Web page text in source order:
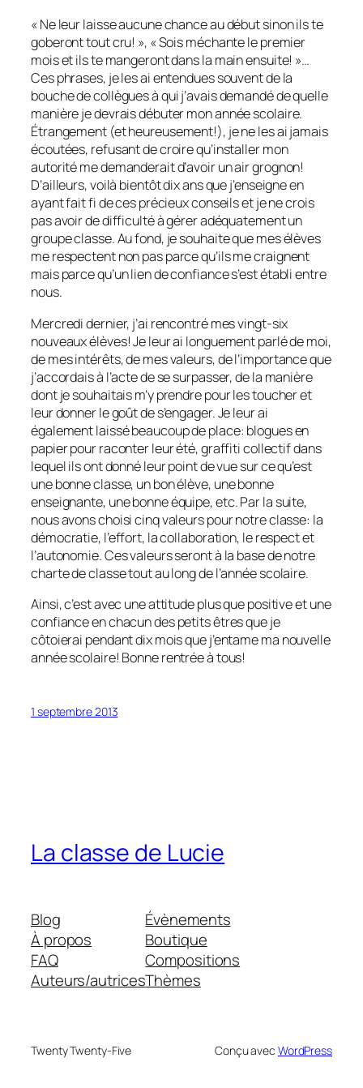
« Ne leur laisse aucune chance au début sinon ils te
goberont tout cru! », « Sois méchante le premier
mois et ils te mangeront dans la main ensuite! »…
Ces phrases, je les ai entendues souvent de la
bouche de collègues à qui j’avais demandé de quelle
manière je devrais débuter mon année scolaire.
Étrangement (et heureusement!), je ne les ai jamais
écoutées, refusant de croire qu’installer mon
autorité me demanderait d’avoir un air grognon!
D’ailleurs, voilà bientôt dix ans que j’enseigne en
ayant fait fi de ces précieux conseils et je ne crois
pas avoir de difficulté à gérer adéquatement un
groupe classe. Au fond, je souhaite que mes élèves
me respectent non pas parce qu’ils me craignent
mais parce qu’un lien de confiance s’est établi entre
nous.
Mercredi dernier, j’ai rencontré mes vingt-six
nouveaux élèves! Je leur ai longuement parlé de moi,
de mes intérêts, de mes valeurs, de l’importance que
j’accordais à l’acte de se surpasser, de la manière
dont je souhaitais m’y prendre pour les toucher et
leur donner le goût de s’engager. Je leur ai
également laissé beaucoup de place: blogues en
papier pour raconter leur été, graffiti collectif dans
lequel ils ont donné leur point de vue sur ce qu’est
une bonne classe, un bon élève, une bonne
enseignante, une bonne équipe, etc. Par la suite,
nous avons choisi cinq valeurs pour notre classe: la
démocratie, l’effort, la collaboration, le respect et
l’autonomie. Ces valeurs seront à la base de notre
charte de classe tout au long de l’année scolaire.
Ainsi, c’est avec une attitude plus que positive et une
confiance en chacun des petits êtres que je
côtoierai pendant dix mois que j’entame ma nouvelle
année scolaire! Bonne rentrée à tous!
1 septembre 2013
La classe de Lucie
Blog
À propos
FAQ
Auteurs/autrices
Évènements
Boutique
Compositions
Thèmes
Twenty Twenty-Five Conçu avec WordPress